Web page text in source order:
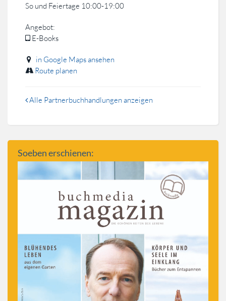
So und Feiertage 10:00-19:00
Angebot:
E-Books
in Google Maps ansehen
Route planen
Alle Partnerbuchhandlungen anzeigen
Soeben erschienen: